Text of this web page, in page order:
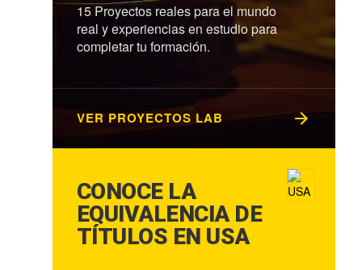
15 Proyectos reales para el mundo
real y experiencias en estudio para
completar tu formación.
VER PROYECTOS LAB
CONOCE LA
EQUIVALENCIA DE
TÍTULOS EN USA